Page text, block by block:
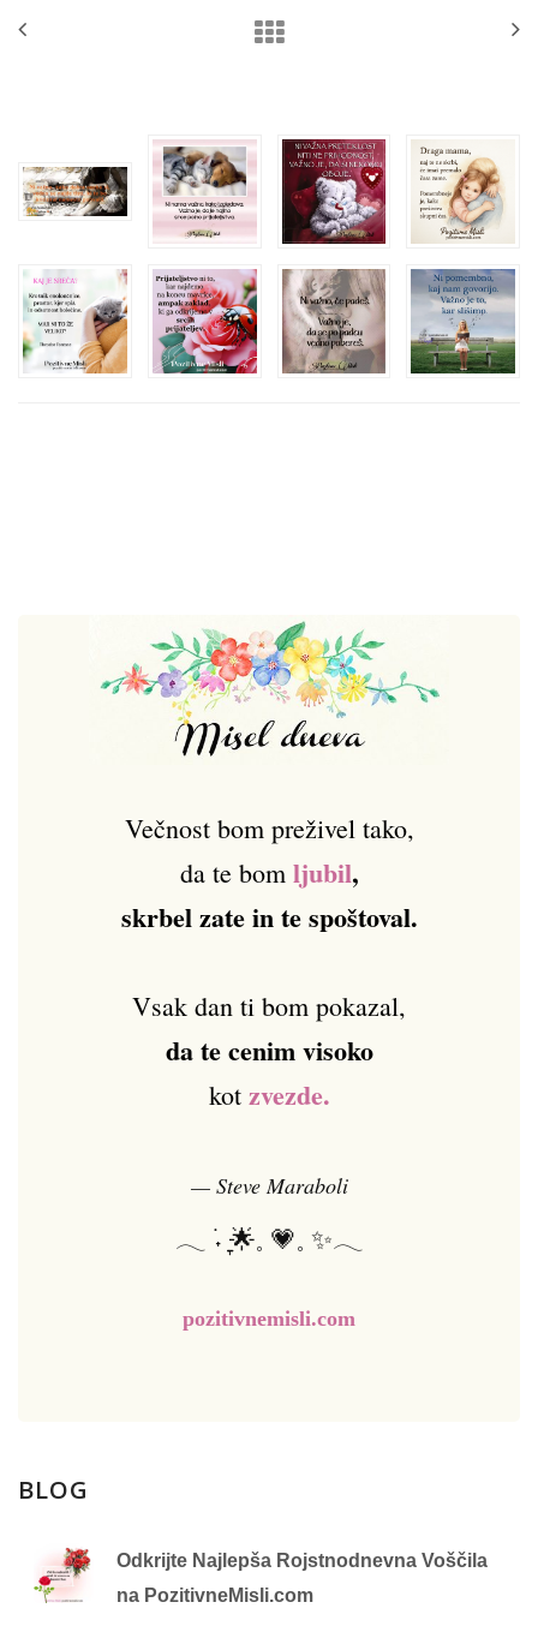
Večnost bom preživel tako,
da te bom ljubil,
skrbel zate in te spoštoval.
Vsak dan ti bom pokazal,
da te cenim visoko
kot zvezde.
— Steve Maraboli
𓂃 ࣪˖ ִֶָ🌟𓈒 💗𓈒 ✨𓂃
pozitivnemisli.com
BLOG
Odkrijte Najlepša Rojstnodnevna Voščila
na PozitivneMisli.com